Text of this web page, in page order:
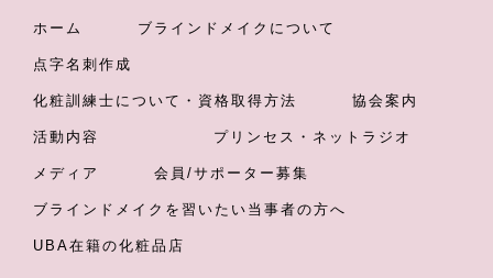
ホーム ブラインドメイクについて
点字名刺作成
化粧訓練士について・資格取得方法 協会案内
活動内容 プリンセス・ネットラジオ
メディア 会員/サポーター募集
ブラインドメイクを習いたい当事者の方へ
UBA在籍の化粧品店